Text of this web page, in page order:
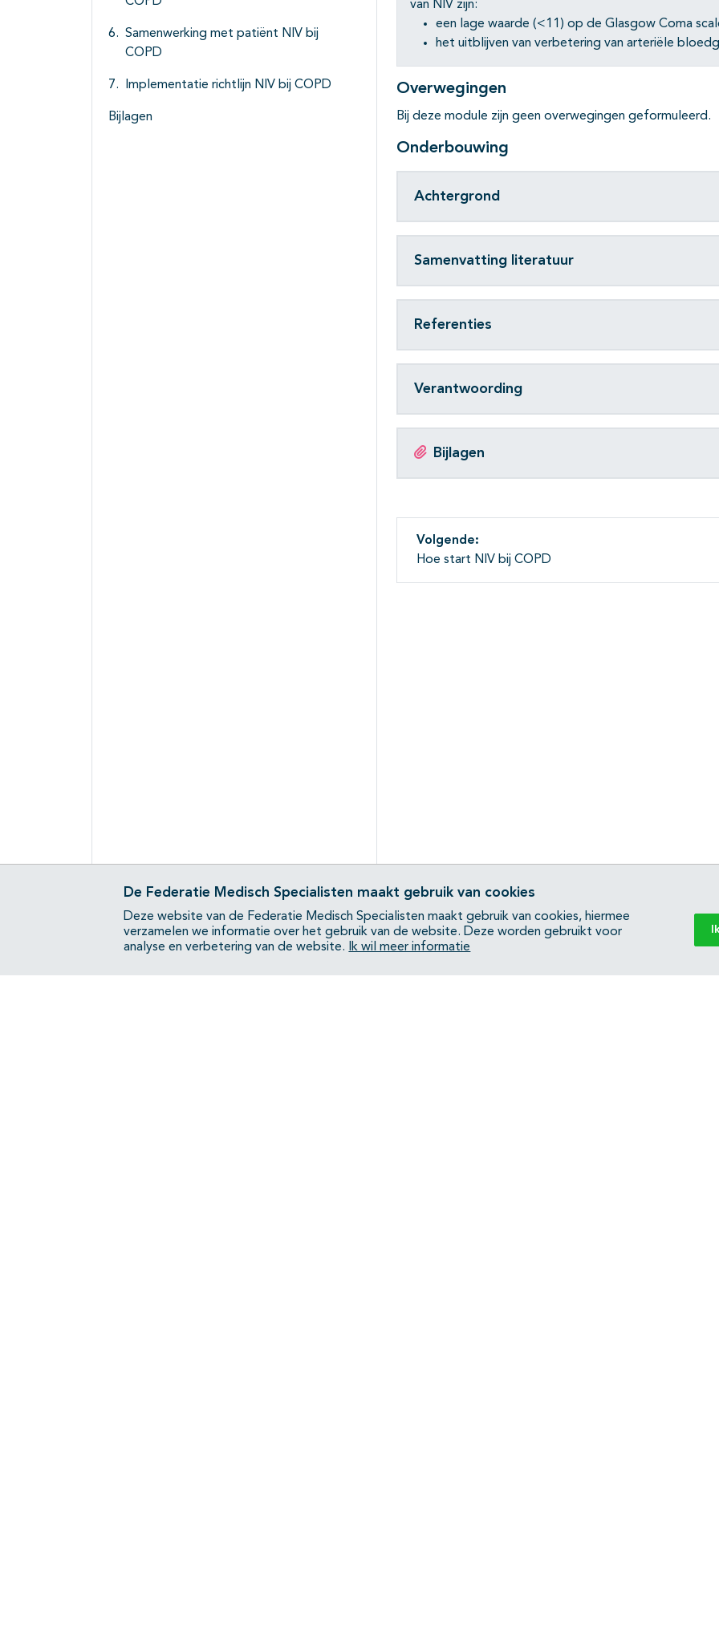
Subpagina's open- en dichtklappen
Samenwerking met patiënt NIV bij
COPD
Implementatie richtlijn NIV bij COPD
Bijlagen
van NIV zijn:
een lage waarde (<11) op de Glasgow Coma
het uitblijven van verbetering van arteriële
Overwegingen
Bij deze module zijn geen overwegingen geformuleerd.
Onderbouwing
Achtergrond
Samenvatting literatuur
Referenties
Verantwoording
Bijlagen
Volgende:
Hoe start NIV bij COPD
De Federatie Medisch Specialisten maakt gebruik van cookies
Deze website van de Federatie Medisch Specialisten maakt gebruik van cookies, hiermee
verzamelen we informatie over het gebruik van de website. Deze worden gebruikt voor
analyse en verbetering van de website.
Ik wil meer informatie